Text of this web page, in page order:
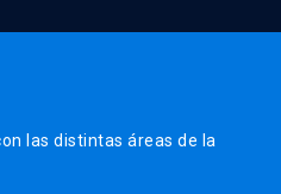
las distintas áreas de la